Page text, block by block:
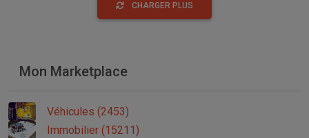
CHARGER PLUS
Mon Marketplace
Véhicules (2453)
Immobilier (15211)